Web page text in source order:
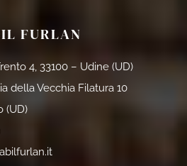
FURLAN
4, 33100 – Udine (UD)
della Vecchia Filatura 10
(UD)